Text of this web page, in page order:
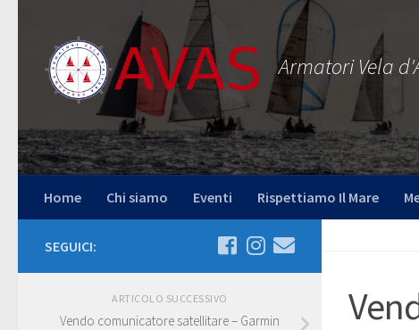
Salta al contenuto
Armatori Vela
Home Chi siamo Eventi Rispettiamo Il Mare
SEGUICI:
ARTICOLO SUCCESSIVO
Vendo comunicatore satellitare – Garmin